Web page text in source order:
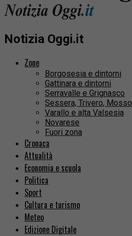
Notizia Oggi.it
Zone
Borgosesia e dintorni
Gattinara e dintorni
Serravalle e Grignasco
Sessera, Trivero, Mosso
Varallo e alta Valsesia
Novarese
Fuori zona
Cronaca
Attualità
Economia e scuola
Politica
Sport
Cultura e turismo
Meteo
Edizione Digitale